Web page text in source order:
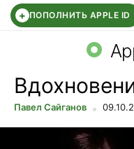
+ ПОПОЛНИТЬ APPLE ID
СБЕР КИДС
Павел Сайганов